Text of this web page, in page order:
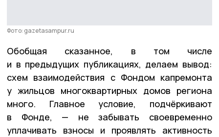
Фото: gazetasampur.ru
Обобщая сказанное, в том числе
и в предыдущих публикациях, делаем вывод:
схем взаимодействия с Фондом капремонта
у жильцов многоквартирных домов региона
много. Главное условие, подчёркивают
в Фонде, — не забывать своевременно
уплачивать взносы и проявлять активность